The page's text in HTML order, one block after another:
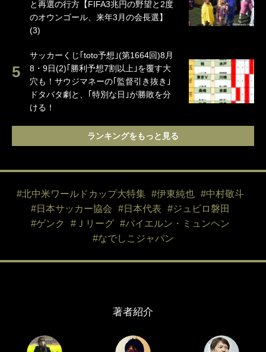
と再選の行方【FIFA3兆円の野望と2度
のオウンゴール、来年3月の会長選】
(3)
サッカーくじ｢toto予想｣(第1664回)8月
8・9日(2)｢勝利予想7割以上｣を覆す大
穴も！サウジマネーの｢監督引き抜き｣
ドタバタ劇と、｢特別な日｣が勝敗を分
ける！
ランキングをもっと見る
#北中米ワールドカップ大特集 #伊東純也
#中村敬斗
#日本サッカー協会
#日本代表
#ジュビロ磐田
#ゲンク
#Ｊリーグ
#バイエルン・ミュンヘン
#なでしこジャパン
著者紹介